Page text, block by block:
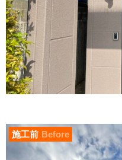
施工前 Before